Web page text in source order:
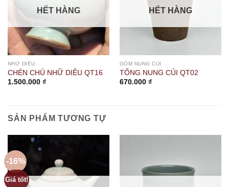
HẾT HÀNG
NHỮ DIÊU
CHÉN CHỦ NHỮ DIÊU QT16
1.500.000 ₫
HẾT HÀNG
GỐM NUNG CỦI
TỐNG NUNG CỦI QT02
670.000 ₫
SẢN PHẨM TƯƠNG TỰ
-16%
Giá tốt!